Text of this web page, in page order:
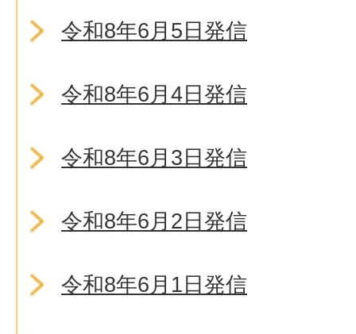
令和8年6月5日発信
令和8年6月4日発信
令和8年6月3日発信
令和8年6月2日発信
令和8年6月1日発信